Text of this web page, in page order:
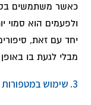
כאשר משתמשים
ולפעמים הוא סמוי
יחד עם זאת,
מבלי לגעת בו באופן
3. שימוש במטפורות ויזואליות